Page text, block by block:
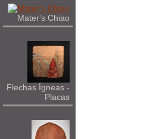
Mater's Chiao
Flechas Ígneas -
Placas